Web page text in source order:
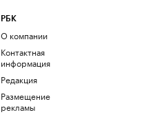
РБК
О компании
Контактная
информация
Редакция
Размещение
рекламы